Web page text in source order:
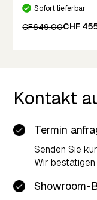
Sofort lieferbar
CF649.00CHF
Kontakt
Termin
Senden Sie
Wir bestätigen
Showroom-